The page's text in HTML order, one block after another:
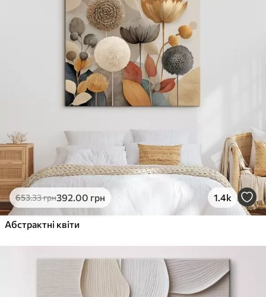
653.33грн392.00 грн 1.4k
Абстрактні квіти